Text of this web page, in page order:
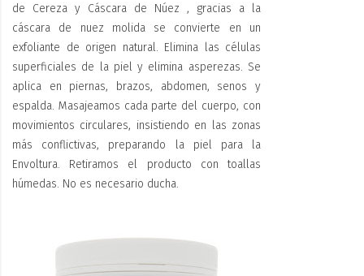
de Cereza y Cáscara de Núez , gracias a la
cáscara de nuez molida se convierte en un
exfoliante de origen natural. Elimina las células
superficiales de la piel y elimina asperezas. Se
aplica en piernas, brazos, abdomen, senos y
espalda. Masajeamos cada parte del cuerpo, con
movimientos circulares, insistiendo en las zonas
más conflictivas, preparando la piel para la
Envoltura. Retiramos el producto con toallas
húmedas. No es necesario ducha.